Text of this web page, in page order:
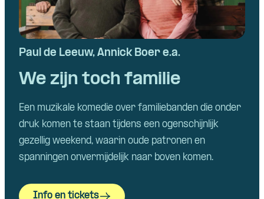
Paul de Leeuw, Annick Boer e.a.
We zijn toch familie
Een muzikale komedie over familiebanden die onder
druk komen te staan tijdens een ogenschijnlijk
gezellig weekend, waarin oude patronen en
spanningen onvermijdelijk naar boven komen.
Info en tickets